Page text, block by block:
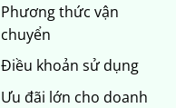
Phương thức vận
chuyển
Điều khoản sử dụng
Ưu đãi lớn cho doanh